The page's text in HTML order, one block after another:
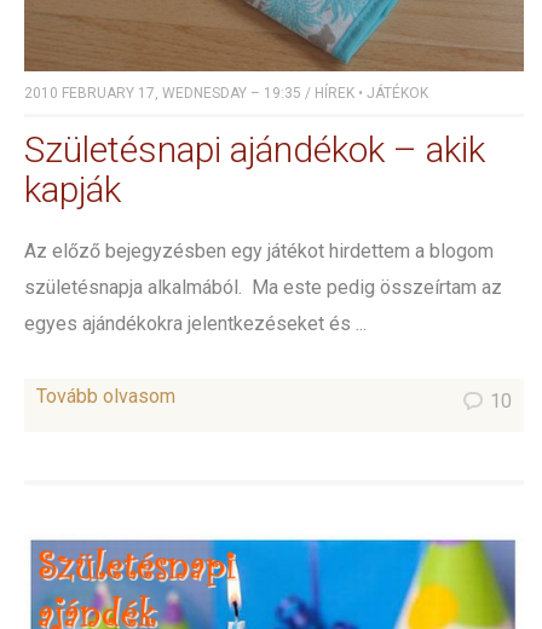
2010 FEBRUARY 17, WEDNESDAY – 19:35 / HÍREK • JÁTÉKOK
Születésnapi ajándékok – akik
kapják
Az előző bejegyzésben egy játékot hirdettem a blogom
születésnapja alkalmából. Ma este pedig összeírtam az
egyes ajándékokra jelentkezéseket és ...
Tovább olvasom 10